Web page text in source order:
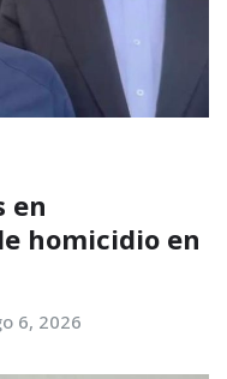
en
homicidio en
6, 2026